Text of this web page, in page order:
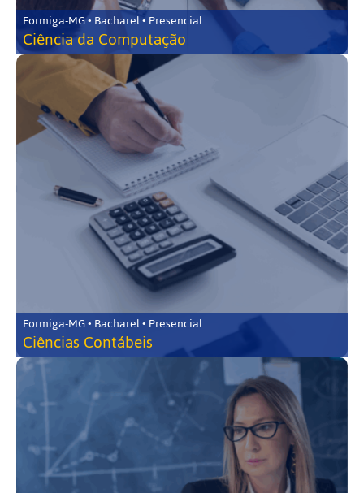
Formiga-MG • Bacharel • Presencial
Ciência da Computação
Formiga-MG • Bacharel • Presencial
Ciências Contábeis